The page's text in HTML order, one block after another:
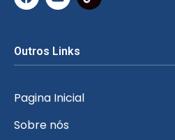
Outros Links
Pagina Inicial
Sobre nós